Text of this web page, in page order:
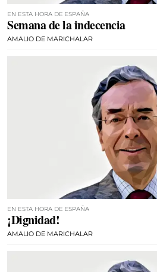
EN ESTA HORA DE ESPAÑA
Semana de la indecencia
AMALIO DE MARICHALAR
EN ESTA HORA DE ESPAÑA
¡Dignidad!
AMALIO DE MARICHALAR